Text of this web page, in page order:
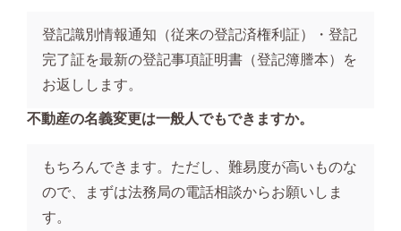
登記識別情報通知（従来の登記済権利証）・登記
完了証を最新の登記事項証明書（登記簿謄本）を
お返しします。
不動産の名義変更は一般人でもできますか。
もちろんできます。ただし、難易度が高いものな
ので、まずは法務局の電話相談からお願いしま
す。